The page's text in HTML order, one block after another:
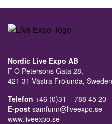
Nordic Live Expo AB
F O Petersons Gata 28,
421 31 Västra Frölunda, Sweden
Telefon +46 (0)31 – 788 45 20
E-post samfunn@liveexpo.se
www.liveexpo.se